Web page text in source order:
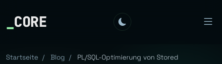
_CORE
Startseite / Blog /
PL/SQL-Optimierung von Stored